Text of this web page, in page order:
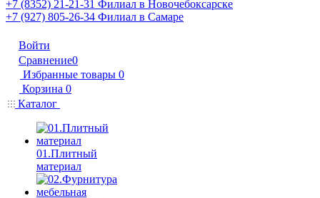
+7 (8352) 21-21-31 Филиал в Новочебоксарске
+7 (927) 805-26-34 Филиал в Самаре
Войти
Сравнение0
Избранные товары 0
Корзина 0
Каталог
01.Плитный
материал